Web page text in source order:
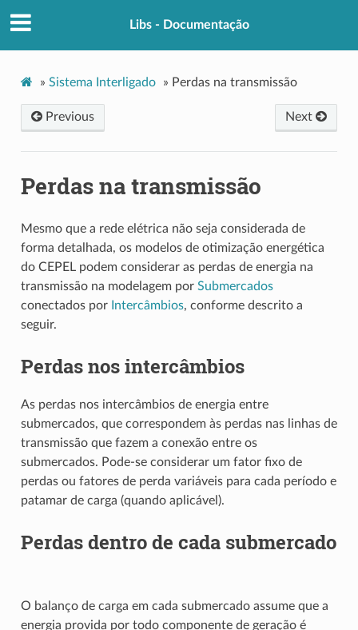
Libs - Documentação
» Sistema Interligado » Perdas na transmissão
Next
Previous
Perdas na transmissão
Mesmo que a rede elétrica não seja considerada de
forma detalhada, os modelos de otimização energética
do CEPEL podem considerar as perdas de energia na
transmissão na modelagem por Submercados
conectados por Intercâmbios, conforme descrito a
seguir.
Perdas nos intercâmbios
As perdas nos intercâmbios de energia entre
submercados, que correspondem às perdas nas linhas de
transmissão que fazem a conexão entre os
submercados. Pode-se considerar um fator fixo de
perdas ou fatores de perda variáveis para cada período e
patamar de carga (quando aplicável).
Perdas dentro de cada submercado
O balanço de carga em cada submercado assume que a
energia provida por todo componente de geração é